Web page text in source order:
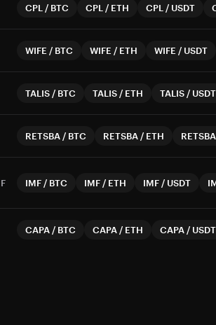
CPL / BTC CPL / ETH CPL / USDT
WIFE / BTC WIFE / ETH WIFE / USDT
TALIS / BTC TALIS / ETH TALIS / USDT
RETSBA / BTC RETSBA / ETH RETSBA
IMF / BTC IMF / ETH IMF / USDT
CAPA / BTC CAPA / ETH CAPA / USDT